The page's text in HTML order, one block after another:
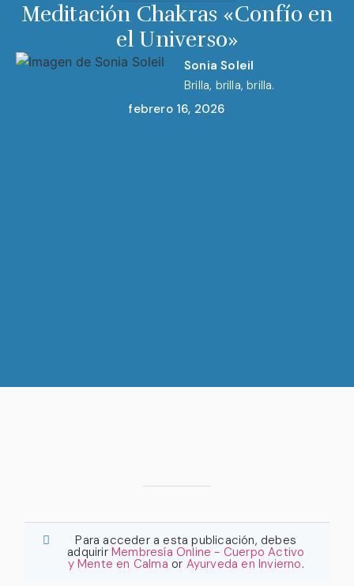
Meditación Chakras «Confío en
el Universo»
febrero 16, 2026
Sonia Soleil
Brilla, brilla, brilla.
Para acceder a esta publicación, debes
adquirir Membresía Online - Cuerpo Activo
y Mente en Calma or Ayurveda en Invierno.